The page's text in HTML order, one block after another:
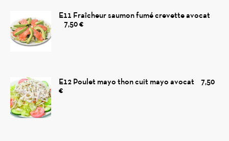
E11 Fraîcheur saumon fumé crevette avocat
7,50 €
E12 Poulet mayo thon cuit mayo avocat
7,50
€